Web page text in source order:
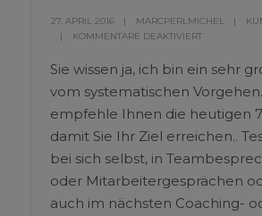
27. APRIL 2016 MARCPERLMICHEL
KOMMENTARE DEAKTIVIERT
Sie wissen ja, ich bin ein sehr
vom systematischen
empfehle Ihnen die heutigen
damit Sie Ihr Ziel erreichen..
bei sich selbst, in
oder Mitarbeitergesprächen
auch im nächsten Coaching-